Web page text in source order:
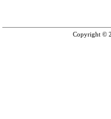
Copyright ©